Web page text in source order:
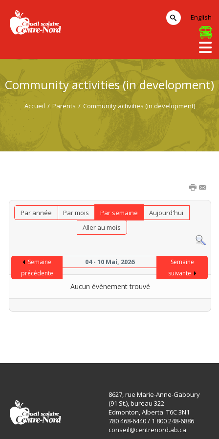
Community activities (in development)
Accueil / Parents / Community activities (in development)
Par année Par mois Par semaine
Aujourd'hui
Aller au mois
Semaine
précédente
04 - 10 Mai, 2026
Semaine
suivante
Aucun évènement trouvé
English
8627, rue Marie-Anne-Gaboury
(91 St.), bureau 322
Edmonton, Alberta T6C 3N1
780 468-6440 / 1 800 248-6886
conseil@centrenord.ab.ca